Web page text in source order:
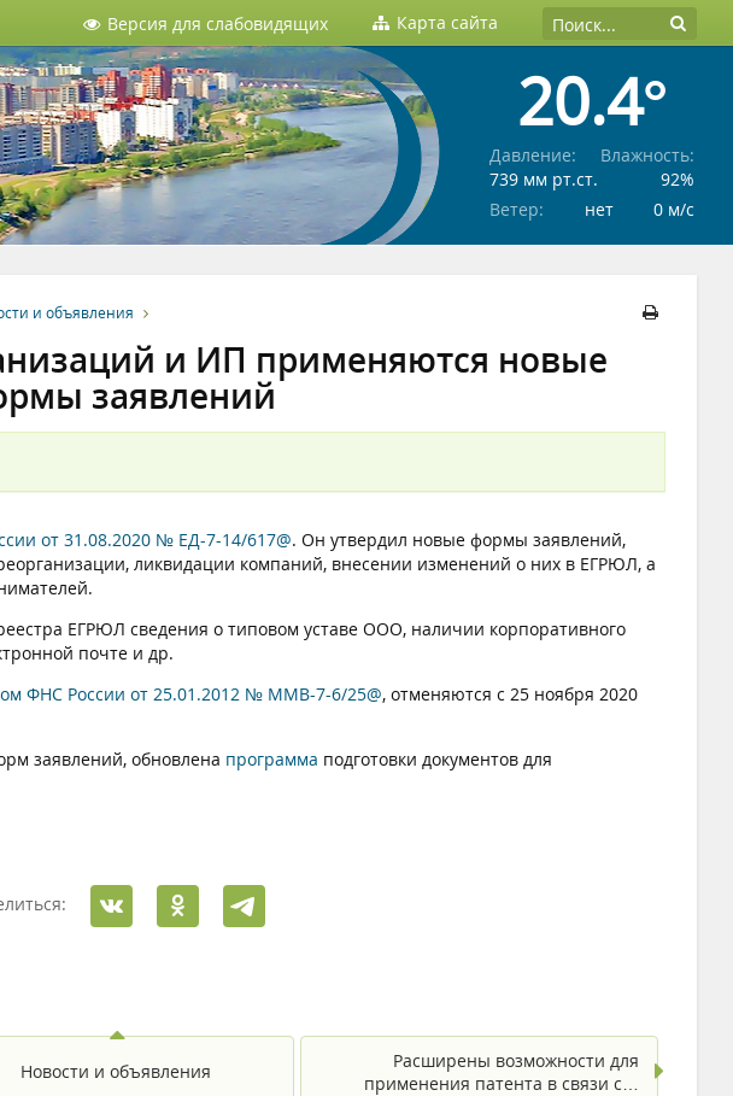
Версия для слабовидящих Карта сайта
20.4°
Давление:
739 мм рт.ст.
Влажность:
92%
Ветер:
нет 0 м/c
и объявления
и ИП применяются новые
заявлений
от 31.08.2020 № ЕД-7-14/617@. Он утвердил новые формы заявлений,
ликвидации компаний, внесении изменений о них в ЕГРЮЛ, а
ЕГРЮЛ сведения о типовом уставе ООО, наличии корпоративного
почте и др.
ФНС России от 25.01.2012 № ММВ-7-6/25@, отменяются с 25 ноября 2020
заявлений, обновлена программа подготовки документов для
Новости и объявления
Расширены возможности для
применения патента в связи с…